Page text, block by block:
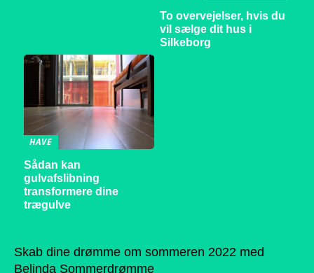
To overvejelser, hvis du
vil sælge dit hus i
Silkeborg
HAVE
Sådan kan
gulvafslibning
transformere dine
trægulve
Skab dine drømme om sommeren 2022 med
Belinda Sommerdrømme